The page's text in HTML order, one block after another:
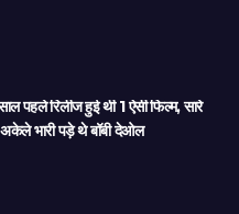
पहले रिलीज हुई थी 1 ऐसी फिल्म, सारे
भारी पड़े थे बॉबी देओल